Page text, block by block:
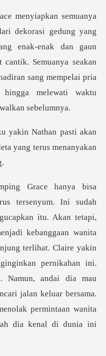
enak-enak dan gaun
Semuanya seakan
ti akan
yang
njadi kebanggaan wanita
terlihat. Claire yakin
pernikahan ini.
Namun, andai dia